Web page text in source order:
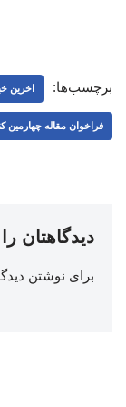
برچسب‌ها: اخرین
فراخوان مقاله چهارمین
دیدگاهتان
برای نوشتن